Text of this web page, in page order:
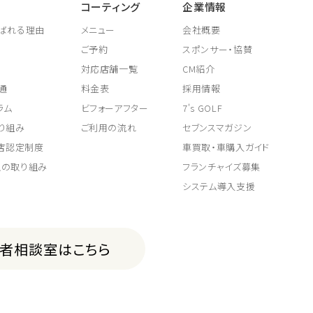
れる理由
ム
組み
認定制度
取り組み
コーティング
メニュー
ご予約
対応店舗一覧
料金表
ビフォーアフター
ご利用の流れ
企業情報
会社概要
スポンサー・協賛
CM紹介
採用情報
7's GOLF
セブンスマガジン
車買取・車購入ガイド
フランチャイズ募集
システム導入支援
相談室はこちら